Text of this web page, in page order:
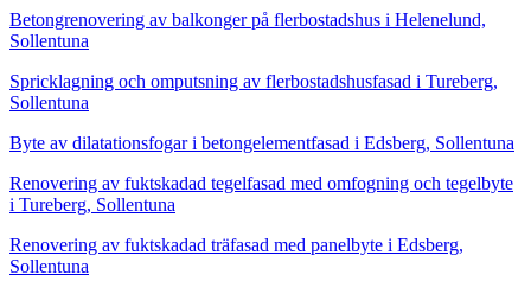
Betongrenovering av balkonger på flerbostadshus i Helenelund,
Sollentuna
Spricklagning och omputsning av flerbostadshusfasad i Tureberg,
Sollentuna
Byte av dilatationsfogar i betongelementfasad i Edsberg, Sollentuna
Renovering av fuktskadad tegelfasad med omfogning och tegelbyte
i Tureberg, Sollentuna
Renovering av fuktskadad träfasad med panelbyte i Edsberg,
Sollentuna